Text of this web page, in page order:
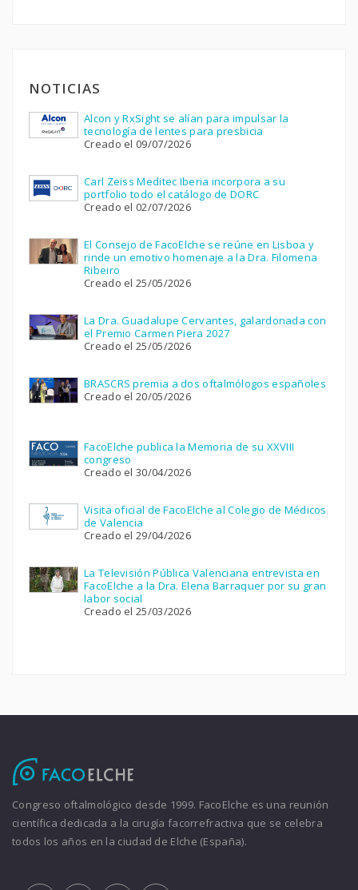
NOTICIAS
Alcon y RxSight se alían para impulsar la
tecnología de lentes para presbicia
Creado el 09/07/2026
Carl Zeiss Meditec Iberia incorpora a su
portfolio todo el catálogo de DORC
Creado el 02/07/2026
El Consejo de FacoElche se reúne en Lisboa y
rinde un emotivo homenaje a la Dra. Filomena
Ribeiro
Creado el 25/05/2026
La Dra. Guadalupe Cervantes, galardonada con
el Premio Carmen Piera 2027
Creado el 25/05/2026
BRASCRS premia a dos oftalmólogos españoles
Creado el 20/05/2026
FacoElche publica la Memoria de su XXVIII
congreso
Creado el 30/04/2026
Visita oficial de FacoElche al Colegio de Médicos
de Valencia
Creado el 29/04/2026
La Televisión Pública Valenciana entrevista en
FacoElche a la Dra. Elena Barraquer por su gran
labor social
Creado el 25/03/2026
Congreso oftalmológico desde 1999. FacoElche es una reunión
científica dedicada a la cirugía facorrefractiva que se celebra
todos los años en la ciudad de Elche (España).